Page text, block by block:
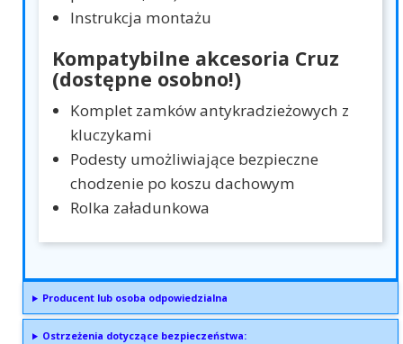
Instrukcja montażu
Kompatybilne akcesoria Cruz
(dostępne osobno!)
Komplet zamków antykradzieżowych z
kluczykami
Podesty umożliwiające bezpieczne
chodzenie po koszu dachowym
Rolka załadunkowa
Producent lub osoba odpowiedzialna
Ostrzeżenia dotyczące bezpieczeństwa: